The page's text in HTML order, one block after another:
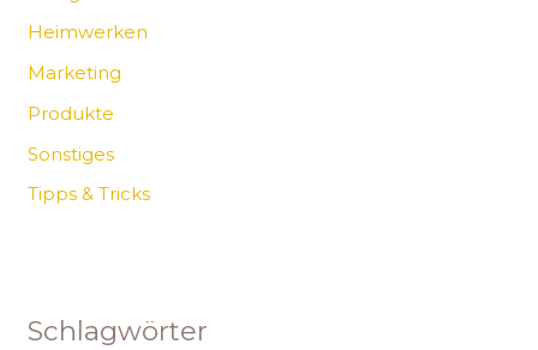
Heimwerken
Marketing
Produkte
Sonstiges
Tipps & Tricks
Schlagwörter